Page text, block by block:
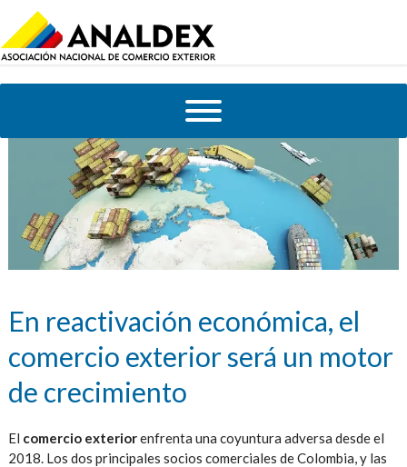
En reactivación económica, el
comercio exterior será un motor
de crecimiento
El comercio exteriorenfrenta una coyuntura adversa desde el
2018. Los dos principales socios comerciales de Colombia, y las